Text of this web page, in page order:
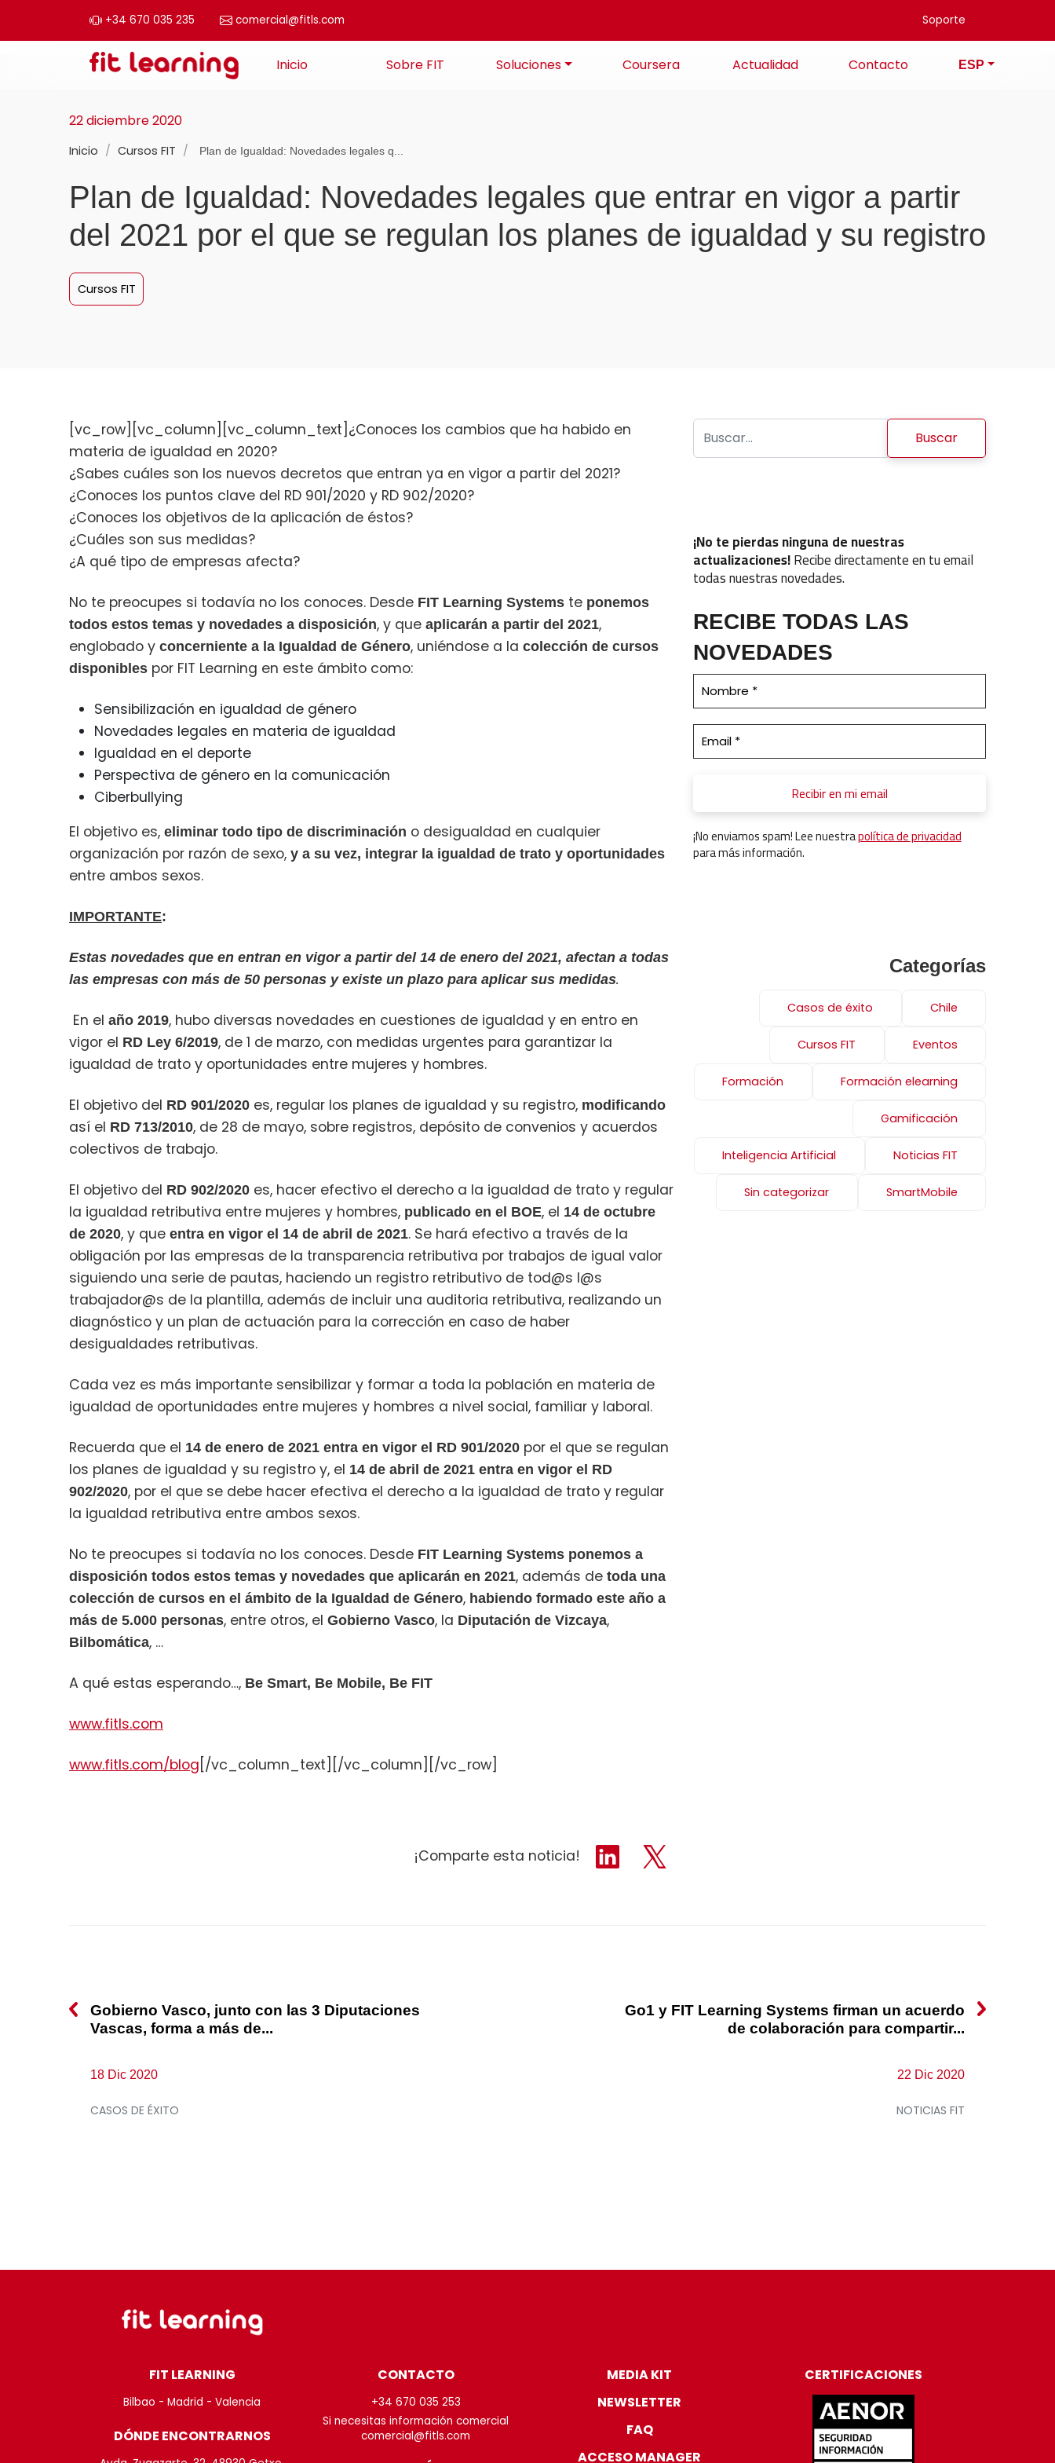
+34 670 035 235 comercial@fitls.com Soporte
Saltar al contenido
Navegación principal Inicio Sobre FIT Soluciones Coursera Actualidad Contacto ESP
22 diciembre 2020
Inicio / Cursos FIT / Plan de Igualdad: Novedades legales q...
Plan de Igualdad: Novedades legales que entrar en vigor a partir
del 2021 por el que se regulan los planes de igualdad y su registro
Cursos FIT
[vc_row][vc_column][vc_column_text]¿Conoces los cambios que ha habido en
materia de igualdad en 2020?
¿Sabes cuáles son los nuevos decretos que entran ya en vigor a partir del 2021?
¿Conoces los puntos clave del RD 901/2020 y RD 902/2020?
¿Conoces los objetivos de la aplicación de éstos?
¿Cuáles son sus medidas?
¿A qué tipo de empresas afecta?
No te preocupes si todavía no los conoces. Desde FIT Learning Systems te ponemos
todos estos temas y novedades a disposición, y que aplicarán a partir del 2021,
englobado y concerniente a la Igualdad de Género, uniéndose a la colección de cursos
disponibles por FIT Learning en este ámbito como:
Sensibilización en igualdad de género
Novedades legales en materia de igualdad
Igualdad en el deporte
Perspectiva de género en la comunicación
Ciberbullying
El objetivo es, eliminar todo tipo de discriminación o desigualdad en cualquier
organización por razón de sexo, y a su vez, integrar la igualdad de trato y oportunidades
entre ambos sexos.
IMPORTANTE:
Estas novedades que en entran en vigor a partir del 14 de enero del 2021, afectan a todas
las empresas con más de 50 personas y existe un plazo para aplicar sus medidas.
En el año 2019, hubo diversas novedades en cuestiones de igualdad y en entro en
vigor el RD Ley 6/2019, de 1 de marzo, con medidas urgentes para garantizar la
igualdad de trato y oportunidades entre mujeres y hombres.
El objetivo del RD 901/2020 es, regular los planes de igualdad y su registro, modificando
así el RD 713/2010, de 28 de mayo, sobre registros, depósito de convenios y acuerdos
colectivos de trabajo.
El objetivo del RD 902/2020 es, hacer efectivo el derecho a la igualdad de trato y regular
la igualdad retributiva entre mujeres y hombres, publicado en el BOE, el 14 de octubre
de 2020, y que entra en vigor el 14 de abril de 2021. Se hará efectivo a través de la
obligación por las empresas de la transparencia retributiva por trabajos de igual valor
siguiendo una serie de pautas, haciendo un registro retributivo de tod@s l@s
trabajador@s de la plantilla, además de incluir una auditoria retributiva, realizando un
diagnóstico y un plan de actuación para la corrección en caso de haber
desigualdades retributivas.
Cada vez es más importante sensibilizar y formar a toda la población en materia de
igualdad de oportunidades entre mujeres y hombres a nivel social, familiar y laboral.
Recuerda que el 14 de enero de 2021 entra en vigor el RD 901/2020 por el que se regulan
los planes de igualdad y su registro y, el 14 de abril de 2021 entra en vigor el RD
902/2020, por el que se debe hacer efectiva el derecho a la igualdad de trato y regular
la igualdad retributiva entre ambos sexos.
No te preocupes si todavía no los conoces. Desde FIT Learning Systems ponemos a
disposición todos estos temas y novedades que aplicarán en 2021, además de toda una
colección de cursos en el ámbito de la Igualdad de Género, habiendo formado este año a
más de 5.000 personas, entre otros, el Gobierno Vasco, la Diputación de Vizcaya,
Bilbomática, …
A qué estas esperando…, Be Smart, Be Mobile, Be FIT
www.fitls.com
www.fitls.com/blog [/vc_column_text][/vc_column][/vc_row]
¡Comparte esta noticia!
Buscar:
¡No te pierdas ninguna de nuestras
actualizaciones!Recibe directamente en tu email
todas nuestras novedades.
RECIBE TODAS LAS
NOVEDADES
¡No enviamos spam! Lee nuestrapolítica de privacidad
para más información.
Categorías
Casos de éxito Chile
Cursos FIT Eventos
Formación Formación elearning
Gamificación
Inteligencia Artificial Noticias FIT
Sin categorizar SmartMobile
Gobierno Vasco, junto con las 3 Diputaciones
Vascas, forma a más de...
18 Dic 2020
CASOS DE ÉXITO
Go1 y FIT Learning Systems firman un acuerdo
de colaboración para compartir...
22 Dic 2020
NOTICIAS FIT
FIT LEARNING
Bilbao - Madrid - Valencia
DÓNDE ENCONTRARNOS
CONTACTO
+34 670 035 253
Si necesitas información comercial
comercial@fitls.com
MEDIA KIT
NEWSLETTER
FAQ
ACCESO MANAGER
CERTIFICACIONES